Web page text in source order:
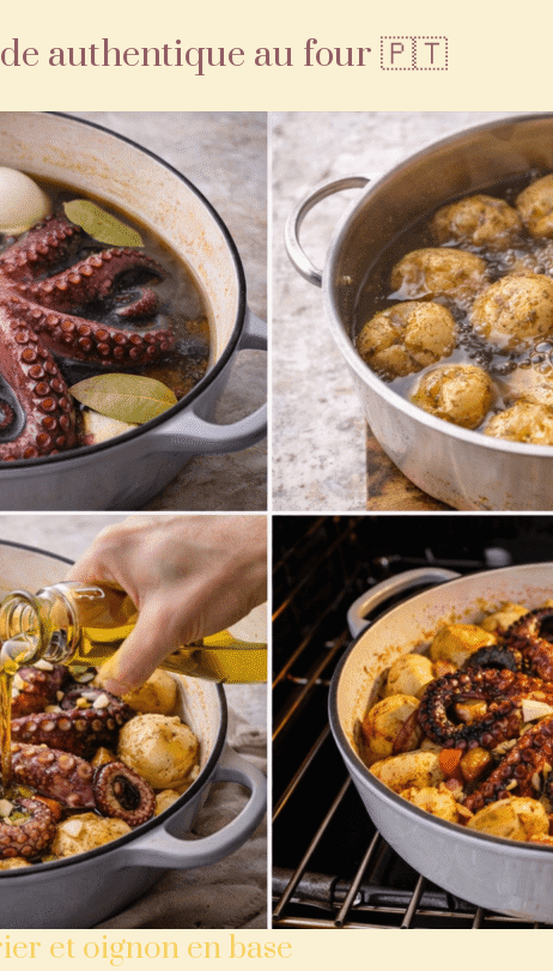
authentique au four 🇵🇹
et oignon en base